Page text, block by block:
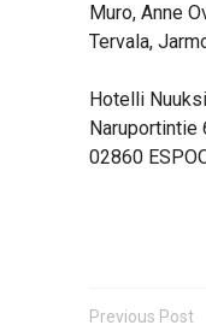
Muro, Anne
Tervala,
Hotelli
Naruportintie
02860
Previous Post